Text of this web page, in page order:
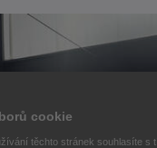
cookie
těchto stránek souhlasíte s